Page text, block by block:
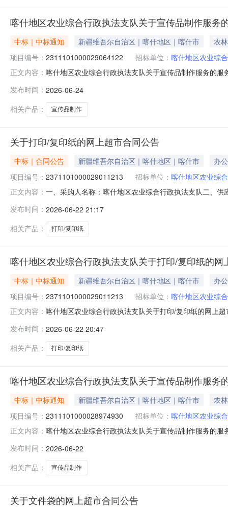
喀什地区农业综合行政执法支队关于宣传品制作服务
中标｜中标通知 新疆维吾尔自治区｜喀什地区｜喀什市
农
项目编号： 2311101000029064122 招标单位： 喀什地区农业综
正文内容： 喀什地区农业综合行政执法支队关于宣传品制作服务的
采购计划文号:采购计划金额（元）:项目所在行政区划编
发布时间： 2026-06-24
相关产品：
宣传品制作
关于打印/复印纸的网上超市合同公告
中标｜合同公告 新疆维吾尔自治区｜喀什地区｜喀什市
办
项目编号： 2371101000029011213 招标单位： 喀什地区农业综
正文内容： 一、采购人名称：喀什地区农业综合行政执法支队二、
A475g箱5.0020010002得力ZF222A4刚果河70g500张/
发布时间： 2026-06-22 21:17
相关产品：
打印/复印纸
喀什地区农业综合行政执法支队关于打印/复印纸的
中标｜中标通知 新疆维吾尔自治区｜喀什地区｜喀什市
办
项目编号： 2371101000029011213 招标单位： 喀什地区农业综
正文内容： 喀什地区农业综合行政执法支队关于打印/复印纸的网上
文号:采购计划金额（元）:项目所在行政区划编码
发布时间： 2026-06-22 20:47
相关产品：
打印/复印纸
喀什地区农业综合行政执法支队关于宣传品制作服务
中标｜中标通知 新疆维吾尔自治区｜喀什地区｜喀什市
农
项目编号： 2311101000028974930 招标单位： 喀什地区农业综
正文内容： 喀什地区农业综合行政执法支队关于宣传品制作服务的
采购计划文号:采购计划金额（元）:项目所在行政区划编
发布时间： 2026-06-22
相关产品：
宣传品制作
关于文件袋的网上超市合同公告